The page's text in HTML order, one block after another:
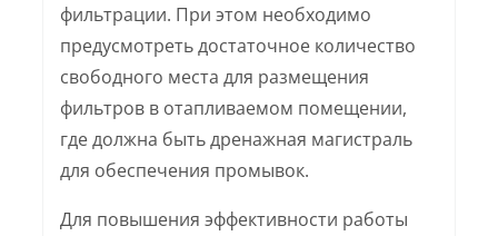
фильтрации. При этом необходимо
предусмотреть достаточное количество
свободного места для размещения
фильтров в отапливаемом помещении,
где должна быть дренажная магистраль
для обеспечения промывок.
Для повышения эффективности работы